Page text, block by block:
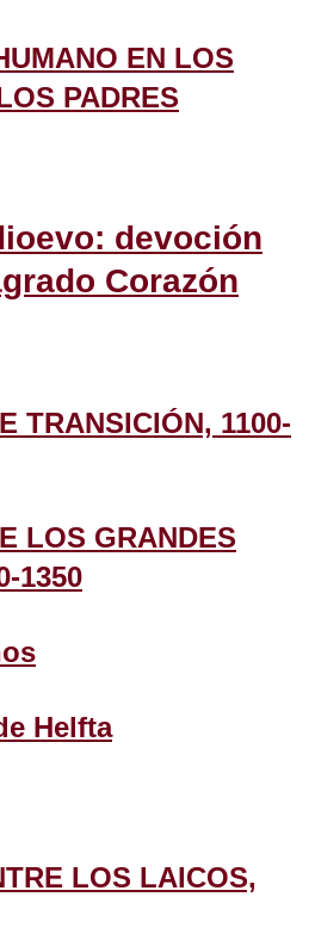
EN LOS
PADRES
devoción
Corazón
TRANSICIÓN, 1100-
LOS GRANDES
1350
Helfta
LOS LAICOS,